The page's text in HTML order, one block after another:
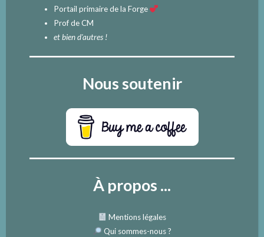
Portail primaire de la Forge
Prof de CM
et bien d'autres !
Nous soutenir
À propos ...
Mentions légales
Qui sommes-nous?